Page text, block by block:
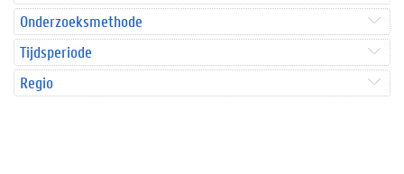
Onderzoeksmethode
Tijdsperiode
Regio